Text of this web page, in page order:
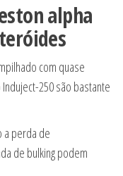
alpha
com quase
250 são bastante
a perda de
de bulking podem